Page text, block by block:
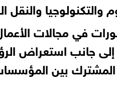
والتكنولوجيا والنقل
في مجالات
إلى جانب استعراض
بين